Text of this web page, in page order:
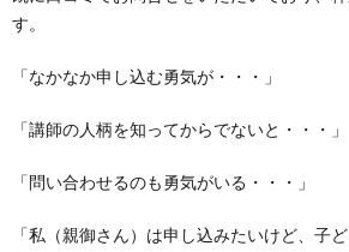
す。
「なかなか申し込む勇気が・・・」
「講師の人柄を知ってからでないと・・・」
「問い合わせるのも勇気がいる・・・」
「私（親御さん）は申し込みたいけど、子